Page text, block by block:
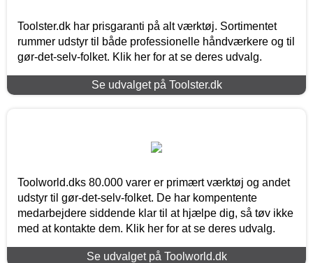
Toolster.dk har prisgaranti på alt værktøj. Sortimentet
rummer udstyr til både professionelle håndværkere og til
gør-det-selv-folket. Klik her for at se deres udvalg.
Se udvalget på Toolster.dk
Toolworld.dks 80.000 varer er primært værktøj og andet
udstyr til gør-det-selv-folket. De har kompentente
medarbejdere siddende klar til at hjælpe dig, så tøv ikke
med at kontakte dem. Klik her for at se deres udvalg.
Se udvalget på Toolworld.dk